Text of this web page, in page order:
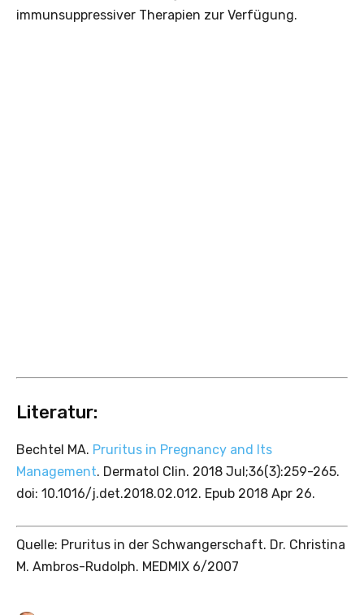
immunsuppressiver Therapien zur Verfügung.
Literatur:
Bechtel MA. Pruritus in Pregnancy and Its
Management. Dermatol Clin. 2018 Jul;36(3):259-265.
doi: 10.1016/j.det.2018.02.012. Epub 2018 Apr 26.
Quelle: Pruritus in der Schwangerschaft. Dr. Christina
M. Ambros-Rudolph. MEDMIX 6/2007